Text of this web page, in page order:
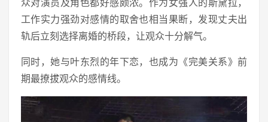
众对演员及角色都好感颇浓。作为女强人的斯黛拉，
工作实力强劲对感情的取舍也相当果断，发现丈夫出
轨后立刻选择离婚的桥段，让观众十分解气。
同时，她与叶东烈的年下恋，也成为《完美关系》前
期最撩拔观众的感情线。